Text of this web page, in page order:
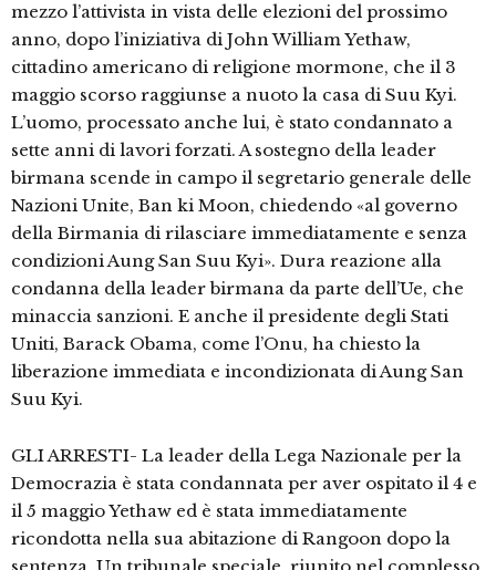
mezzo l’attivista in vista delle elezioni del prossimo
anno, dopo l’iniziativa di John William Yethaw,
cittadino americano di religione mormone, che il 3
maggio scorso raggiunse a nuoto la casa di Suu Kyi.
L’uomo, processato anche lui, è stato condannato a
sette anni di lavori forzati. A sostegno della leader
birmana scende in campo il segretario generale delle
Nazioni Unite, Ban ki Moon, chiedendo «al governo
della Birmania di rilasciare immediatamente e senza
condizioni Aung San Suu Kyi». Dura reazione alla
condanna della leader birmana da parte dell’Ue, che
minaccia sanzioni. E anche il presidente degli Stati
Uniti, Barack Obama, come l’Onu, ha chiesto la
liberazione immediata e incondizionata di Aung San
Suu Kyi.
GLI ARRESTI- La leader della Lega Nazionale per la
Democrazia è stata condannata per aver ospitato il 4 e
il 5 maggio Yethaw ed è stata immediatamente
ricondotta nella sua abitazione di Rangoon dopo la